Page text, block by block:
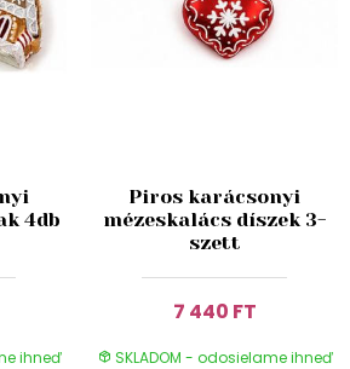
4db
ihneď
Piros karácsonyi
mézeskalács díszek 3-
szett
7 440 FT
SKLADOM - odosielame ihneď